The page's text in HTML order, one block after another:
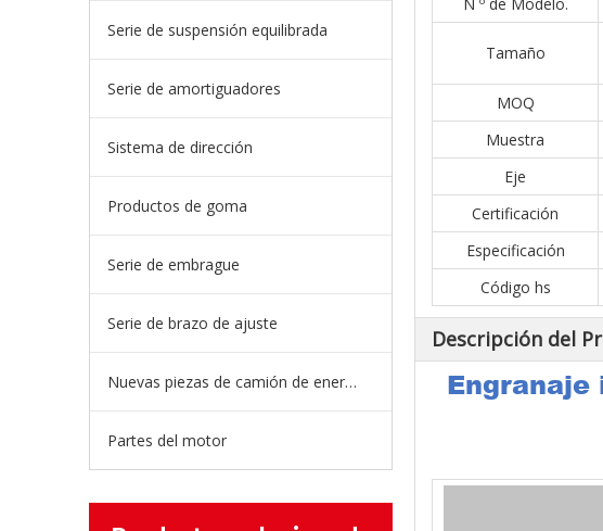
Serie de suspensión equilibrada
Serie de amortiguadores
Sistema de dirección
Productos de goma
Serie de embrague
Serie de brazo de ajuste
Nuevas piezas de camión de energía
Partes del motor
Tamaño
MOQ
Muestra
Eje
Certificación
Especificación
Código hs
Descripción del